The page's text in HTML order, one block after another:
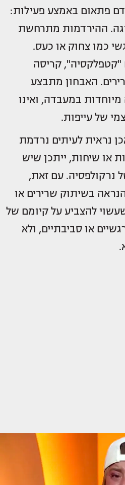
פתאום באמצע פעילות:
ההירדמות מתרחשת
כמו צחוק או כעס.
"קטפלקסיה", קריסה
האבחון מתבצע
במעבדה, ואינו
של עייפות.
נראית לעיתים נרדמת
או שיחות, ייתכן שיש
נרקולפסיה. עם זאת,
בשיתוק שרירים או
להצביע על קיומם של
או סביבתיים, ולא